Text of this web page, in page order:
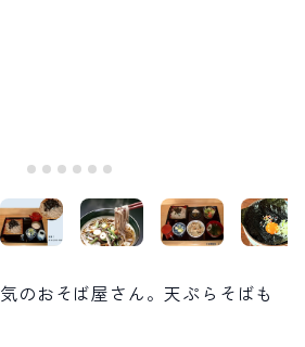
白馬村内の交通情報
採用情報
利用規約
のおそば屋さん。天ぷらそばも